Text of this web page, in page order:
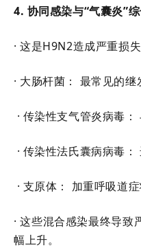
4. 协同感染与“气囊炎”综
· 这是H9N2造成严重损
· 大肠杆菌： 最常见的
· 传染性支气管炎病毒：
· 传染性法氏囊病病毒：
· 支原体： 加重呼吸道症
· 这些混合感染最终导
幅上升。